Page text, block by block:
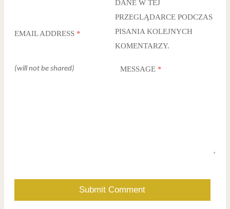
EMAIL ADDRESS *
(will not be shared)
DANE W TEJ
PRZEGLĄDARCE PODCZAS
PISANIA KOLEJNYCH
KOMENTARZY.
MESSAGE *